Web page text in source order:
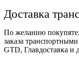
Доставка
По желанию
заказа
GTD, Главдоставка и